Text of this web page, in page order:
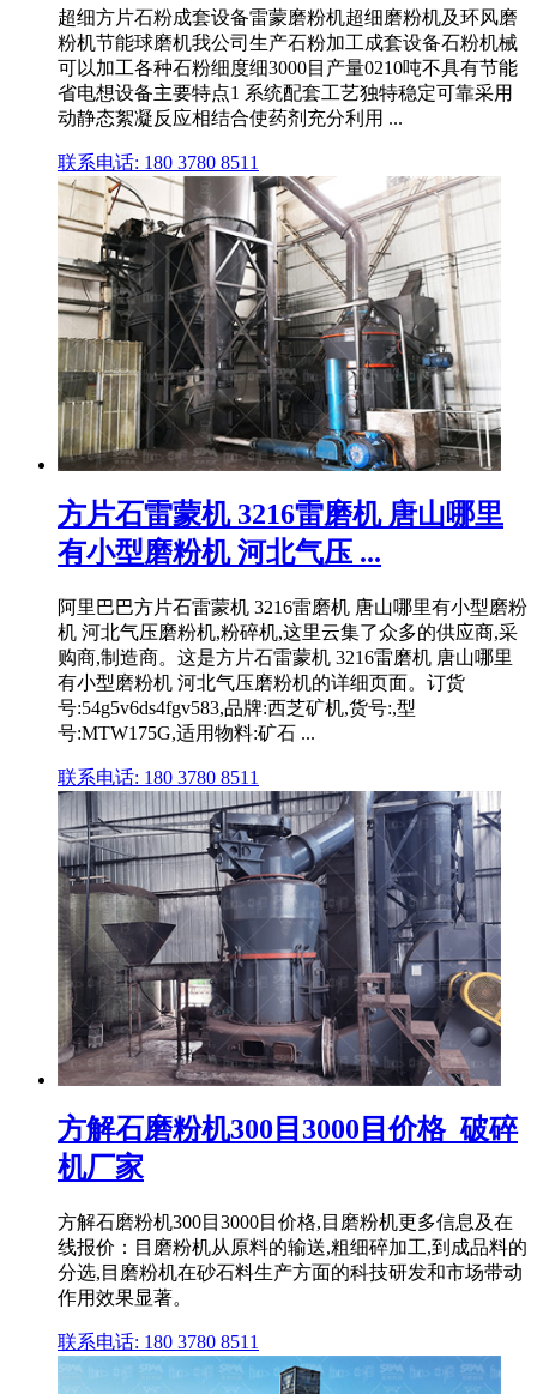
超细方片石粉成套设备雷蒙磨粉机超细磨粉机及环风磨
粉机节能球磨机我公司生产石粉加工成套设备石粉机械
可以加工各种石粉细度细3000目产量0210吨不具有节能
省电想设备主要特点1 系统配套工艺独特稳定可靠采用
动静态絮凝反应相结合使药剂充分利用 ...
联系电话: 180 3780 8511
方片石雷蒙机 3216雷磨机 唐山哪里
有小型磨粉机 河北气压 ...
阿里巴巴方片石雷蒙机 3216雷磨机 唐山哪里有小型磨粉
机 河北气压磨粉机,粉碎机,这里云集了众多的供应商,采
购商,制造商。这是方片石雷蒙机 3216雷磨机 唐山哪里
有小型磨粉机 河北气压磨粉机的详细页面。订货
号:54g5v6ds4fgv583,品牌:西芝矿机,货号:,型
号:MTW175G,适用物料:矿石 ...
联系电话: 180 3780 8511
方解石磨粉机300目3000目价格_破碎
机厂家
方解石磨粉机300目3000目价格,目磨粉机更多信息及在
线报价：目磨粉机从原料的输送,粗细碎加工,到成品料的
分选,目磨粉机在砂石料生产方面的科技研发和市场带动
作用效果显著。
联系电话: 180 3780 8511